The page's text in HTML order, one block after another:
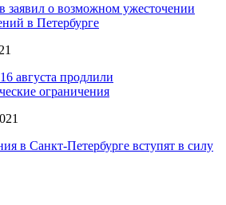
заявил о возможном ужесточении
в Петербурге
августа продлили
ограничения
в Санкт-Петербурге вступят в силу